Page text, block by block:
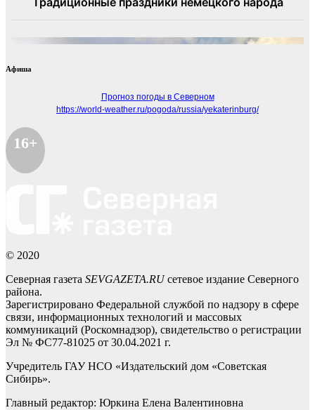
Афиша
Прогноз погоды в Северном
https://world-weather.ru/pogoda/russia/yekaterinburg/
16+
© 2020
Северная газета SEVGAZETA.RUсетевое издание Северного
района.
Зарегистрировано Федеральной службой по надзору в сфере
связи, информационных технологий и массовых
коммуникаций (Роскомнадзор), свидетельство о регистрации
Эл № ФС77-81025 от 30.04.2021 г.
Учредитель ГАУ НСО «Издательский дом «Советская
Сибирь».
Главный редактор: Юркина Елена Валентиновна